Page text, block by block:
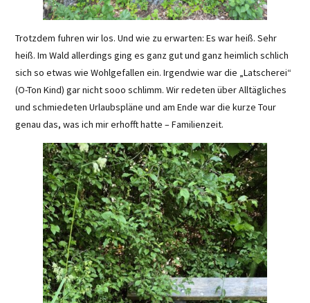
Trotzdem fuhren wir los. Und wie zu erwarten: Es war heiß. Sehr
heiß. Im Wald allerdings ging es ganz gut und ganz heimlich schlich
sich so etwas wie Wohlgefallen ein. Irgendwie war die „Latscherei“
(O-Ton Kind) gar nicht sooo schlimm. Wir redeten über Alltägliches
und schmiedeten Urlaubspläne und am Ende war die kurze Tour
genau das, was ich mir erhofft hatte – Familienzeit.